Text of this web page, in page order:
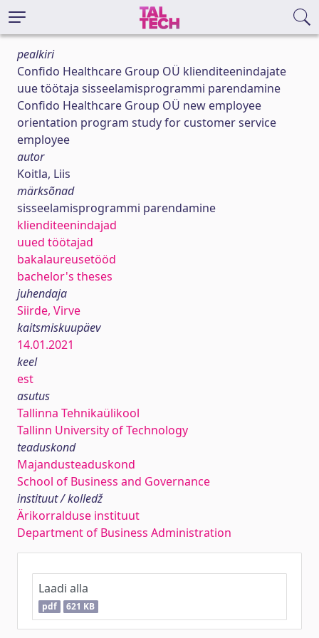
pealkiri
Confido Healthcare Group OÜ klienditeenindajate
uue töötaja sisseelamisprogrammi parendamine
Confido Healthcare Group OÜ new employee
orientation program study for customer service
employee
autor
Koitla, Liis
märksõnad
sisseelamisprogrammi parendamine
klienditeenindajad
uued töötajad
bakalaureusetööd
bachelor's theses
juhendaja
Siirde, Virve
kaitsmiskuupäev
14.01.2021
keel
est
asutus
Tallinna Tehnikaülikool
Tallinn University of Technology
teaduskond
Majandusteaduskond
School of Business and Governance
instituut / kolledž
Ärikorralduse instituut
Department of Business Administration
Laadi alla
pdf 621 KB